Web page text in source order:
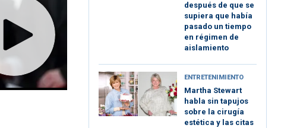
después de que se
supiera que había
pasado un tiempo
en régimen de
aislamiento
ENTRETENIMIENTO
Martha Stewart
habla sin tapujos
sobre la cirugía
estética y las citas